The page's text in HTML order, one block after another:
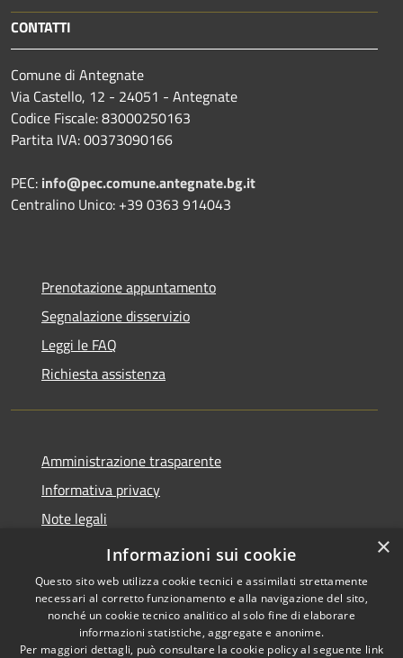
CONTATTI
Comune di Antegnate
Via Castello, 12 - 24051 - Antegnate
Codice Fiscale: 83000250163
Partita IVA: 00373090166
PEC: info@pec.comune.antegnate.bg.it
Centralino Unico: +39 0363 914043
Prenotazione appuntamento
Segnalazione disservizio
Leggi le FAQ
Richiesta assistenza
Amministrazione trasparente
Informativa privacy
Note legali
Dichiarazione di accessibilità
Copyright © 2026 • Comune di
×
Informazioni sui cookie
Questo sito web utilizza cookie tecnici e assimilati strettamente
necessari al corretto funzionamento e alla navigazione del sito,
nonché un cookie tecnico analitico al solo fine di elaborare
informazioni statistiche, aggregate e anonime.
Per maggiori dettagli, può consultare la cookie policy al seguente link